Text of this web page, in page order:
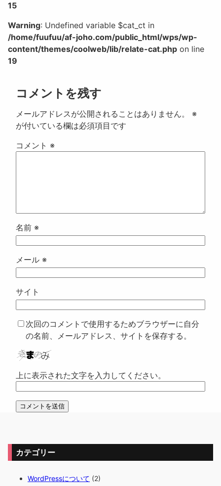
15
Warning: Undefined variable $cat_ct in
/home/fuufuu/af-joho.com/public_html/wps/wp-
content/themes/coolweb/lib/relate-cat.php on line
19
コメントを残す
メールアドレスが公開されることはありません。
※
が付いている欄は必須項目です
コメント ※
名前 ※
メール ※
サイト
次回のコメントで使用するためブラウザーに自分
の名前、メールアドレス、サイトを保存する。
上に表示された文字を入力してください。
カテゴリー
WordPressについて (2)